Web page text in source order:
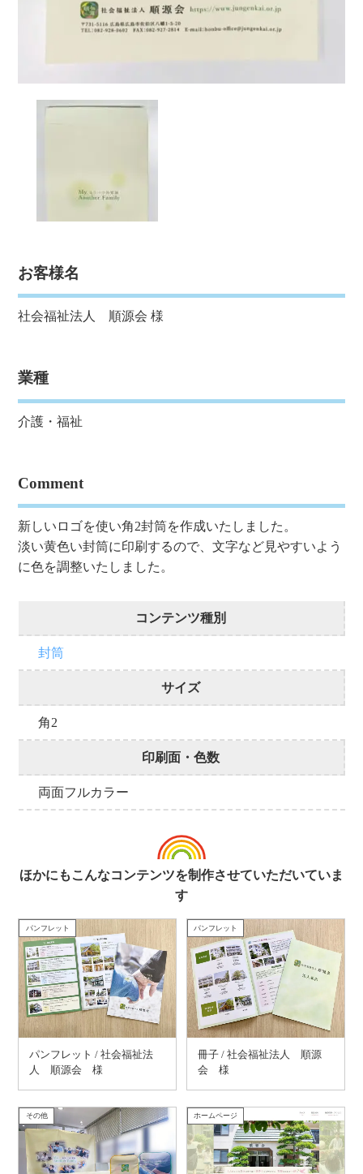
お客様名
社会福祉法人 順源会 様
業種
介護・福祉
Comment
新しいロゴを使い角2封筒を作成いたしました。
淡い黄色い封筒に印刷するので、文字など見やすいよう
に色を調整いたしました。
コンテンツ種別
封筒
サイズ
角2
印刷面・色数
両面フルカラー
ほかにもこんなコンテンツを制作させていただいていま
す
パンフレット
パンフレット / 社会福祉法
人 順源会 様
パンフレット
冊子 / 社会福祉法人 順源
会 様
その他 ホームページ